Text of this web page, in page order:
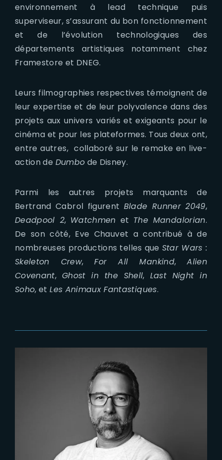
environnement à lead technique puis
superviseur, s’assurant du bon fonctionnement
et de l’évolution technologiques des
départements artistiques notamment chez
Framestore et DNEG.
Leurs filmographies respectives témoignent de
leur expertise et de leur polyvalence dans des
projets aux univers variés et exigeants pour le
cinéma et pour les plateformes. Tous deux ont,
entre autres, collaboré sur le remake en live-
action de Dumbo de Disney.
Parmi les autres projets marquants de
Bertrand Cabrol figurent Blade Runner 2049,
Deadpool 2, Watchmen et The Mandalorian.
De son côté, Eve Chauvet a contribué à de
nombreuses productions telles que Star Wars :
Skeleton Crew,For All Mankind,Alien
Covenant, Ghost in the Shell, Last Night in
Soho, etLes Animaux Fantastiques.